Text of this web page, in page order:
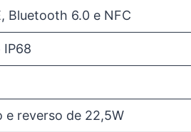
Bluetooth 6.0 e NFC
e reverso de 22,5W